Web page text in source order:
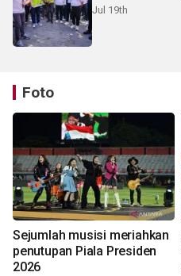
Jul 19th
Foto
Sejumlah musisi meriahkan
penutupan Piala Presiden
2026